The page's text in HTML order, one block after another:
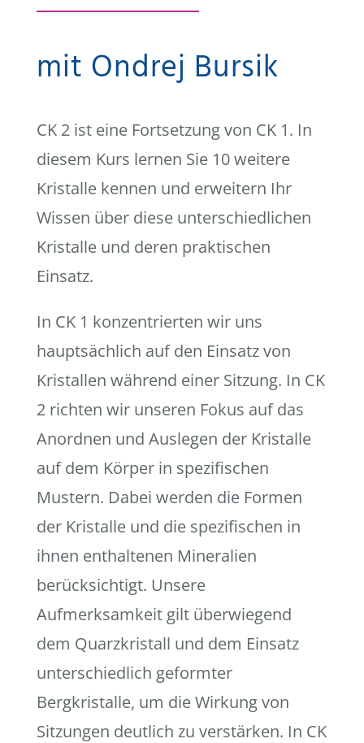
mit Ondrej Bursik
CK 2 ist eine Fortsetzung von CK 1. In
diesem Kurs lernen Sie 10 weitere
Kristalle kennen und erweitern Ihr
Wissen über diese unterschiedlichen
Kristalle und deren praktischen
Einsatz.
In CK 1 konzentrierten wir uns
hauptsächlich auf den Einsatz von
Kristallen während einer Sitzung. In CK
2 richten wir unseren Fokus auf das
Anordnen und Auslegen der Kristalle
auf dem Körper in spezifischen
Mustern. Dabei werden die Formen
der Kristalle und die spezifischen in
ihnen enthaltenen Mineralien
berücksichtigt. Unsere
Aufmerksamkeit gilt überwiegend
dem Quarzkristall und dem Einsatz
unterschiedlich geformter
Bergkristalle, um die Wirkung von
Sitzungen deutlich zu verstärken. In CK